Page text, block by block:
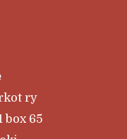
ry
box 65